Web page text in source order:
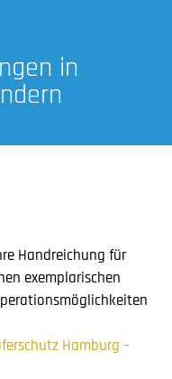
in
Handreichung für
exemplarischen
Hamburg –